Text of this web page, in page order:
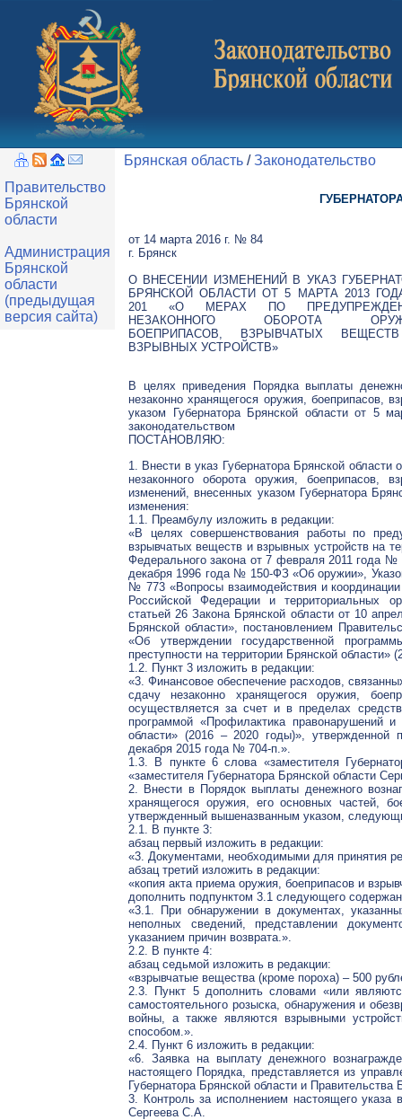
Правительство
Брянской
области
Администрация
Брянской
области
(предыдущая
версия сайта)
Брянская область /Законодательство
от 14 марта 2016 г. № 84
г. Брянск
О ВНЕСЕНИИ ИЗМЕНЕНИЙ В УКАЗ
БРЯНСКОЙ ОБЛАСТИ ОТ 5 МАРТА 2013
201 «О МЕРАХ ПО
НЕЗАКОННОГО ОБОРОТА
БОЕПРИПАСОВ, ВЗРЫВЧАТЫХ
ВЗРЫВНЫХ УСТРОЙСТВ»
В целях приведения Порядка выплаты
незаконно хранящегося оружия, боеприпасов,
указом Губернатора Брянской области от 5
законодательством
ПОСТАНОВЛЯЮ:
1. Внести в указ Губернатора Брянской
незаконного оборота оружия, боеприпасов,
изменений, внесенных указом Губернатора
изменения:
1.1. Преамбулу изложить в редакции:
«В целях совершенствования работы по
взрывчатых веществ и взрывных устройств на
Федерального закона от 7 февраля 2011 года
декабря 1996 года № 150-ФЗ «Об оружии»,
№ 773 «Вопросы взаимодействия и координации
Российской Федерации и территориальных
статьей 26 Закона Брянской области от 10
Брянской области», постановлением
«Об утверждении государственной
преступности на территории Брянской области»
1.2. Пункт 3 изложить в редакции:
«3. Финансовое обеспечение расходов,
сдачу незаконно хранящегося оружия,
осуществляется за счет и в пределах
программой «Профилактика правонарушений и
области» (2016 – 2020 годы)», утвержденной
декабря 2015 года № 704-п.».
1.3. В пункте 6 слова «заместителя
«заместителя Губернатора Брянской области
2. Внести в Порядок выплаты денежного
хранящегося оружия, его основных частей,
утвержденный вышеназванным указом,
2.1. В пункте 3:
абзац первый изложить в редакции:
«3. Документами, необходимыми для принятия
абзац третий изложить в редакции:
«копия акта приема оружия, боеприпасов и
дополнить подпунктом 3.1 следующего
«3.1. При обнаружении в документах,
неполных сведений, представлении
указанием причин возврата.».
2.2. В пункте 4:
абзац седьмой изложить в редакции:
«взрывчатые вещества (кроме пороха) – 500
2.3. Пункт 5 дополнить словами «или
самостоятельного розыска, обнаружения и
войны, а также являются взрывными
способом.».
2.4. Пункт 6 изложить в редакции:
«6. Заявка на выплату денежного
настоящего Порядка, представляется из
Губернатора Брянской области и
3. Контроль за исполнением настоящего указа
Сергеева С.А.